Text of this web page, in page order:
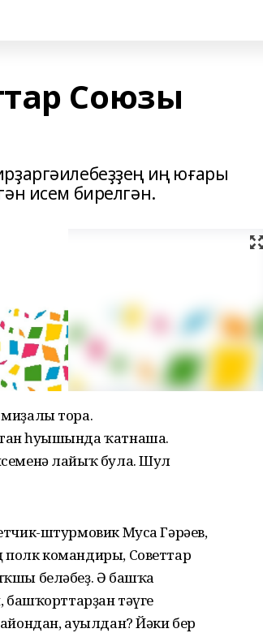
Союзы
иң юғары
исем бирелгән.
тора.
һуғышында ҡатнаша.
лайыҡ була. Шул
штурмовик Муса Гәрәев,
командиры, Советтар
беләбеҙ. Ә башҡа
башҡорттарҙан тәүге
ауылдан? Йәки бер